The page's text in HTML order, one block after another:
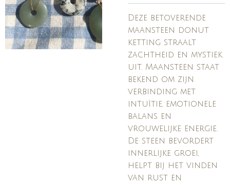
Deze betoverende
maansteen donut
ketting straalt
zachtheid en mystiek
uit. Maansteen staat
bekend om zijn
verbinding met
intuïtie, emotionele
balans en
vrouwelijke energie.
De steen bevordert
innerlijke groei,
helpt bij het vinden
van rust en